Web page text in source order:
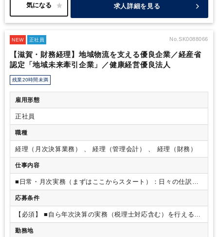
の世界戦略の中で、「アジアのリードプラント」という重要な役割
ションです。単なる原価管理ではなく、原価改善活動を通じ目標達
求人詳細を見る
NEW 正社員 No.SK0088066
【滋賀・財務経理】地域物流を支える優良企業／経産省
認定「地域未来牽引企業」／健康経営優良法人
残業20時間未満
雇用形態
正社員
職種
経理（月次決算業務） 、 経理（管理会計） 、 経理（財務）
仕事内容
■日常・月次実務（まずはここからスタート）：日々の仕訳入
力、現金出納管理、経費精算、売掛金・買掛金管理、月次決算
の早期化
次決算業務、税理士との折衝・対応、資金繰り表の作成・管
理、キャッシュフローの最適化
経営層への財務状況の報告、
予算管理
応募条件
【必須】
■自ら年次決算の実務（税理士対応含む）を行える方
■マネジメントやチームのリーダー、後輩指導等の経験がある
方
勤務地